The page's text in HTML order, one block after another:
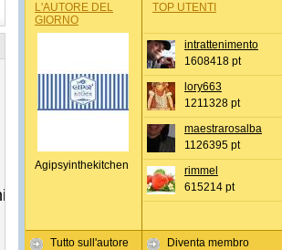
L'AUTORE DEL
GIORNO
Agipsyinthekitchen
Tutto sull'autore
TOP UTENTI
intrattenimento
1608418 pt
lory663
1211328 pt
maestrarosalba
1126395 pt
rimmel
615214 pt
Diventa membro